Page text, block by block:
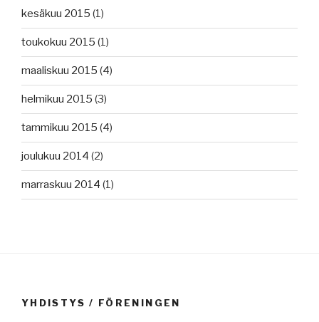
kesäkuu 2015 (1)
toukokuu 2015 (1)
maaliskuu 2015 (4)
helmikuu 2015 (3)
tammikuu 2015 (4)
joulukuu 2014 (2)
marraskuu 2014 (1)
YHDISTYS / FÖRENINGEN